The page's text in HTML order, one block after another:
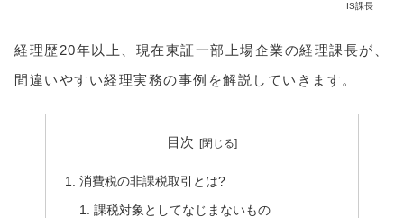
IS課長
経理歴20年以上、現在東証一部上場企業の経理課長が、
間違いやすい経理実務の事例を解説していきます。
目次
消費税の非課税取引とは?
課税対象としてなじまないもの